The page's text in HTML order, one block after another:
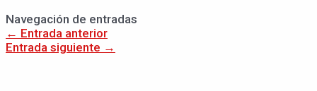
Navegación de entradas
← Entrada anterior
Entrada siguiente →